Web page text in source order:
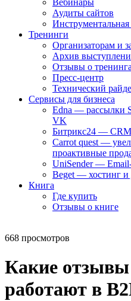
Вебинары
Аудиты сайтов
Тренинги
Организаторам и
Архив
Отзывы о
Пресс-центр
Технический
Сервисы для бизнеса
Edna — рассылки
VK
Битрикс24 — CRM
Carrot quest —
проактивные
UniSender —
Beget — хостинг и
Книга
Где купить
Отзывы о книге
668 просмотров
Какие отзывы
работают в